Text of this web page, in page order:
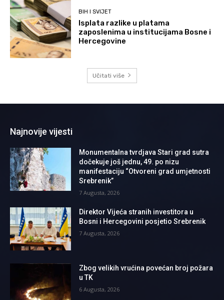
BIH I SVIJET
Isplata razlike u platama
zaposlenima u institucijama Bosne i
Hercegovine
Učitati više
Najnovije vijesti
Monumentalna tvrdjava Stari grad sutra
dočekuje još jednu, 49. po nizu
manifestaciju “Otvoreni grad umjetnosti
Srebrenik”
7 Augusta, 2026
Direktor Vijeća stranih investitora u
Bosni i Hercegovini posjetio Srebrenik
7 Augusta, 2026
Zbog velikih vrućina povećan broj požara
u TK
6 Augusta, 2026